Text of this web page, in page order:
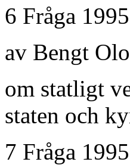
6 Fråga
av Bengt
om statligt
staten och
7 Fråga